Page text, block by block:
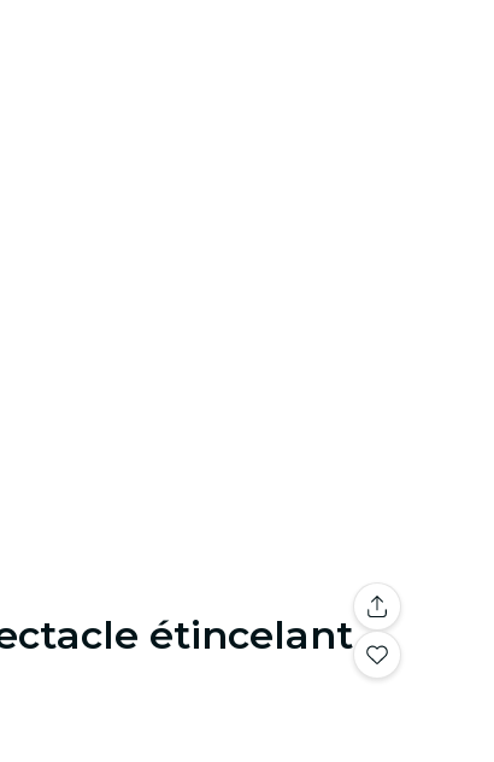
étincelant